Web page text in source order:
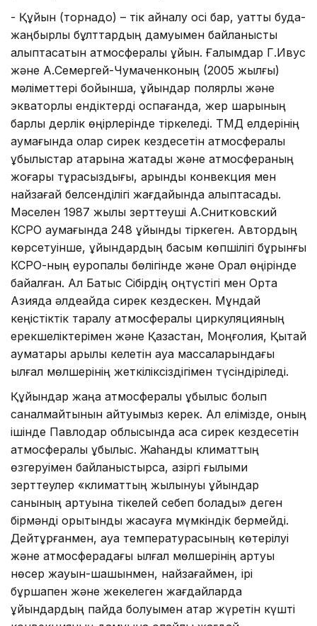
- Құйын (торнадо) – тік айналу осі бар, қуатты будақ-
жаңбырлы бұлттардың дамуымен байланысты
қалыптасатын атмосфералық құйын. Ғалымдар Г.Ивус
және А.Семергей-Чумаченконың (2005 жылғы)
мәліметтері бойынша, құйындар полярлық және
экваторлық ендіктерді қоспағанда, жер шарының
барлық дерлік өңірлерінде тіркеледі. ТМД елдерінің
аумағында олар сирек кездесетін атмосфералық
құбылыстар қатарына жатады және атмосфераның
жоғары тұрақсыздығы, қарқынды конвекция мен
найзағай белсенділігі жағдайында қалыптасады.
Мәселен 1987 жылы зерттеуші А.Снитковский
КСРО аумағында 248 құйынды тіркеген. Автордың
көрсетуінше, құйындардың басым көпшілігі бұрынғы
КСРО-ның еуропалық бөлігінде және Орал өңірінде
байқалған. Ал Батыс Сібірдің оңтүстігі мен Орта
Азияда әлдеқайда сирек кездескен. Мұндай
кеңістіктік таралу атмосфералық циркуляцияның
ерекшеліктерімен және Қазақстан, Моңғолия, Қытай
аумақтары арқылы келетін ауа массаларындағы
ылғал мөлшерінің жеткіліксіздігімен түсіндіріледі.
Құйындар жаңа атмосфералық құбылыс болып
саналмайтынын айтуымыз керек. Ал елімізде, оның
ішінде Павлодар облысында аса сирек кездесетін
атмосфералық құбылыс. Жаһандық климаттың
өзгеруімен байланыстырсақ, қазіргі ғылыми
зерттеулер «климаттың жылынуы құйындар
санының артуына тікелей себеп болады» деген
бірмәнді қорытынды жасауға мүмкіндік бермейді.
Дейтұрғанмен, ауа температурасының көтерілуі
және атмосферадағы ылғал мөлшерінің артуы
нөсер жауын-шашынмен, найзағаймен, ірі
бұршақпен және жекелеген жағдайларда
құйындардың пайда болуымен қатар жүретін күшті